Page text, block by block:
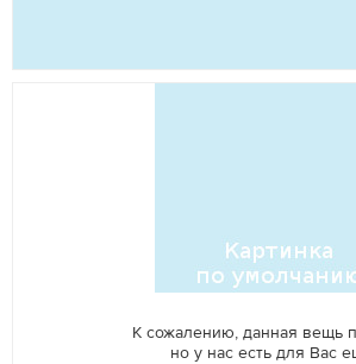
К сожалению, данная вещь
но у нас есть для Вас